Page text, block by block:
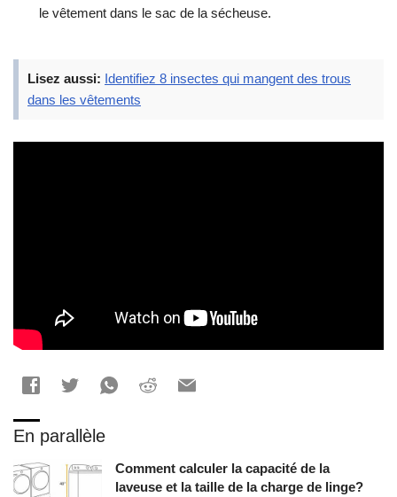
le vêtement dans le sac de la sécheuse.
Lisez aussi: Identifiez 8 insectes qui mangent des trous
dans les vêtements
En parallèle
Comment calculer la capacité de la
laveuse et la taille de la charge de linge?